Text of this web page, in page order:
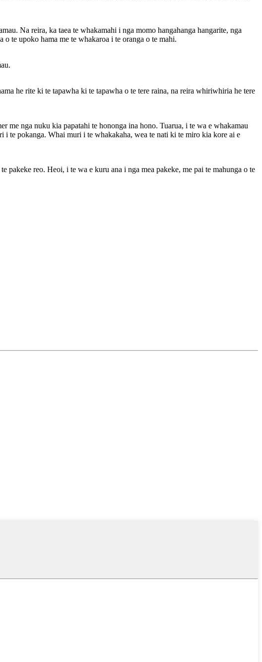
Na reira, ka taea te whakamahi i nga momo hangahanga hangarite, nga
te upoko hama me te whakaroa i te oranga o te mahi.
he rite ki te tapawha ki te tapawha o te tere raina, na reira whiriwhiria he tere
me nga nuku kia papatahi te hononga ina hono. Tuarua, i te wa e whakamau
i te pokanga. Whai muri i te whakakaha, wea te nati ki te miro kia kore ai e
pakeke reo. Heoi, i te wa e kuru ana i nga mea pakeke, me pai te mahunga o te